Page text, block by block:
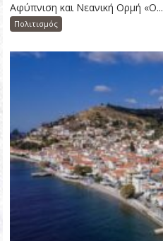
Αφύπνιση και Νεανική Ορμή «Ο...
Πολιτισμός